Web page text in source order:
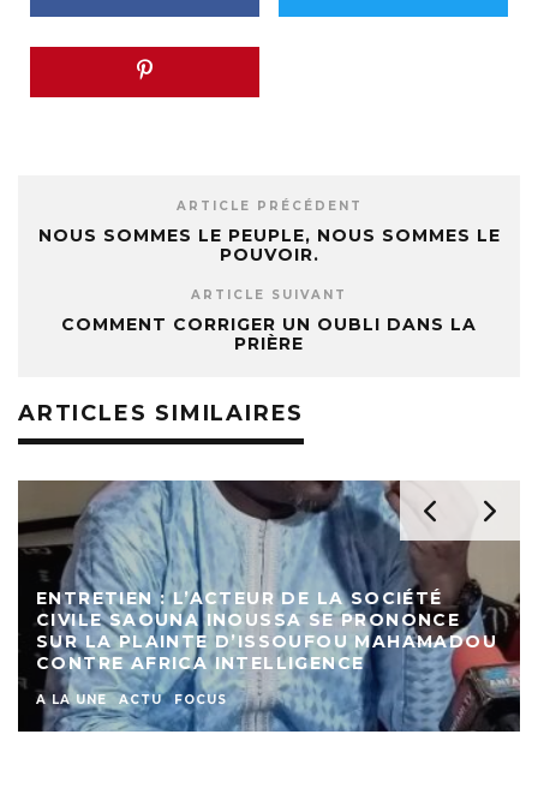
ARTICLE PRÉCÉDENT
NOUS SOMMES LE PEUPLE, NOUS SOMMES LE
POUVOIR.
ARTICLE SUIVANT
COMMENT CORRIGER UN OUBLI DANS LA
PRIÈRE
ARTICLES SIMILAIRES
ENTRETIEN : L’ACTEUR DE LA SOCIÉTÉ
CIVILE SAOUNA INOUSSA SE PRONONCE
SUR LA PLAINTE D’ISSOUFOU MAHAMADOU
CONTRE AFRICA INTELLIGENCE
A LA UNE ACTU FOCUS